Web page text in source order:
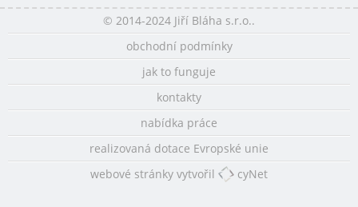
© 2014-2024 Jiří Bláha s.r.o..
obchodní podmínky
jak to funguje
kontakty
nabídka práce
realizovaná dotace Evropské unie
webové stránky vytvořil
cyNet